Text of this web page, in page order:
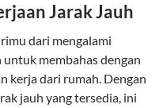
Jarak Jauh
dari mengalami
membahas dengan
kerja dari rumah. Dengan
jauh yang tersedia, ini